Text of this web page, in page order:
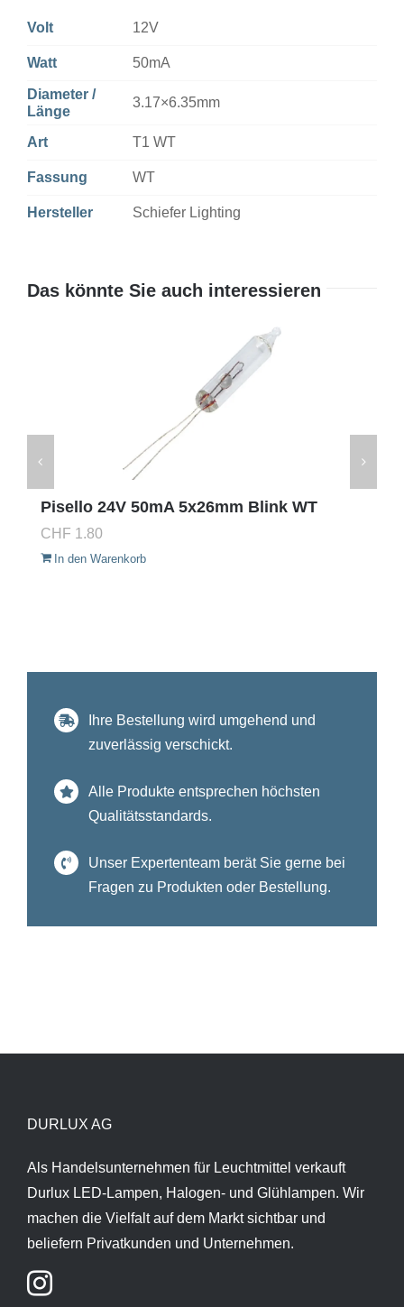
Volt 12V
Watt 50mA
Diameter /
Länge
3.17×6.35mm
Art T1 WT
Fassung WT
Hersteller Schiefer Lighting
Das könnte Sie auch interessieren
Pisello 24V 50mA 5x26mm Blink WT
CHF 1.80
In den Warenkorb
Ihre Bestellung wird umgehend und
zuverlässig verschickt.
Alle Produkte entsprechen höchsten
Qualitätsstandards.
Unser Expertenteam berät Sie gerne bei
Fragen zu Produkten oder Bestellung.
DURLUX AG
Als Handelsunternehmen für Leuchtmittel verkauft
Durlux LED-Lampen, Halogen- und Glühlampen. Wir
machen die Vielfalt auf dem Markt sichtbar und
beliefern Privatkunden und Unternehmen.